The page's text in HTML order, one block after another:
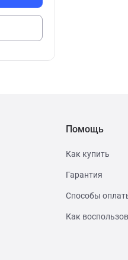
Помощь
Как купить
Гарантия
Способы
Как